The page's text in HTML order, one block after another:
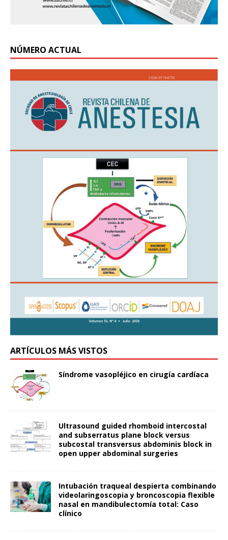
NÚMERO ACTUAL
ARTÍCULOS MÁS VISTOS
Síndrome vasopléjico en cirugía cardíaca
Ultrasound guided rhomboid intercostal
and subserratus plane block versus
subcostal transversus abdominis block in
open upper abdominal surgeries
Intubación traqueal despierta combinando
videolaringoscopia y broncoscopia flexible
nasal en mandibulectomía total: Caso
clínico